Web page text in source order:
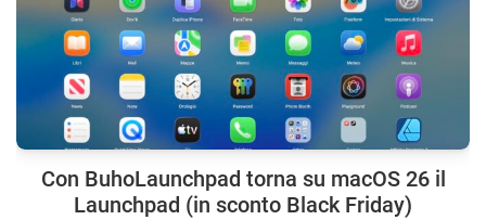
Con BuhoLaunchpad torna su macOS 26 il
Launchpad (in sconto Black Friday)